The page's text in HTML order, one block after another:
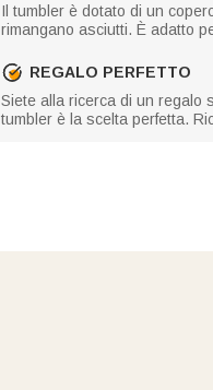
Il tumbler è dotato di un
rimangano asciutti. È adatto
REGALO PERFETTO
Siete alla ricerca di un regalo
tumbler è la scelta perfetta.